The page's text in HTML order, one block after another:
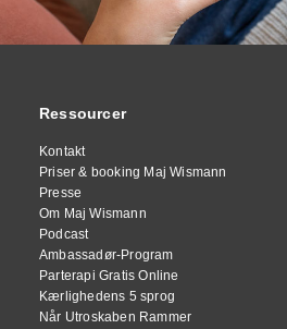
Ressourcer
Kontakt
Priser & booking Maj Wismann
Presse
Om Maj Wismann
Podcast
Ambassadør-Program
Parterapi Gratis Online
Kærlighedens 5 sprog
Når Utroskaben Rammer